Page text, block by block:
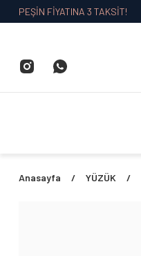
PEŞİN FİYATINA 3 TAKSİT!
Anasayfa YÜZÜK